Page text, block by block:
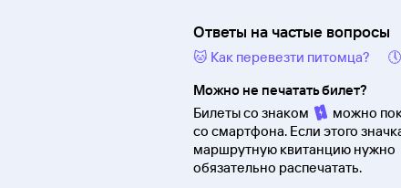
Ответы на частые вопросы
🐱 Как перевезти питомца?
Можно не печатать билет?
Билеты со знаком
можно
со смартфона. Если этого
маршрутную квитанцию нужно
обязательно распечатать.